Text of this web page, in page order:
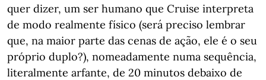
quer dizer, um ser humano que Cruise interpreta
de modo realmente físico (será preciso lembrar
que, na maior parte das cenas de ação, ele é o seu
próprio duplo?), nomeadamente numa sequência,
literalmente arfante, de 20 minutos debaixo de